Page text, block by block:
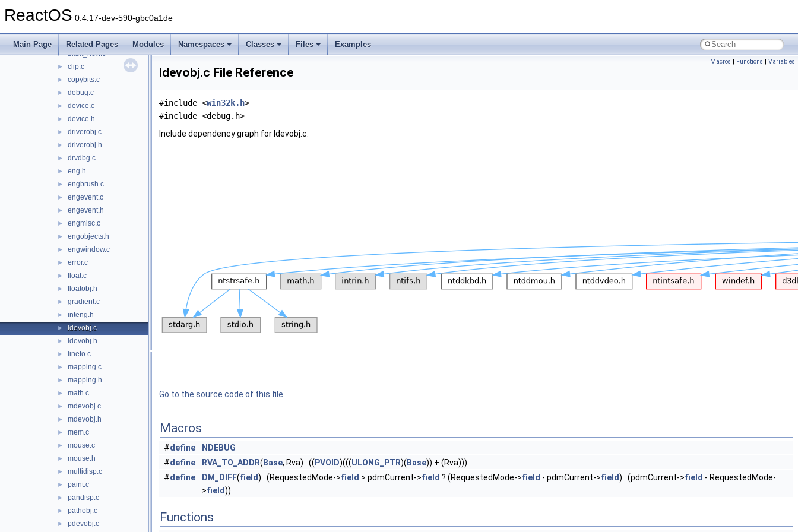
ReactOS 0.4.17-dev-590-gbc0a1de
Main Page Related Pages Modules Namespaces Classes Files Examples
► i386
bitblt.c
► bitblt_new.c
► clip.c
► copybits.c
► debug.c
► device.c
► device.h
► driverobj.c
► driverobj.h
► drvdbg.c
► eng.h
► engbrush.c
► engevent.c
► engevent.h
► engmisc.c
► engobjects.h
► engwindow.c
► error.c
► float.c
► floatobj.h
► gradient.c
► inteng.h
► ldevobj.c
► ldevobj.h
► lineto.c
► mapping.c
► mapping.h
► math.c
► mdevobj.c
► mdevobj.h
► mem.c
► mouse.c
► mouse.h
► multidisp.c
► paint.c
► pandisp.c
► pathobj.c
► pdevobj.c
Macros | Functions | Variables
ldevobj.c File Reference
#include <win32k.h>
#include <debug.h>
Include dependency graph for ldevobj.c:
Go to the source code of this file.
Macros
#define
NDEBUG
#define RVA_TO_ADDR( Base, Rva) (( PVOID)(((ULONG_PTR)( Base)) + (Rva)))
#define DM_DIFF(field) (RequestedMode->field > pdmCurrent->field ? (RequestedMode->field - pdmCurrent->field) : (pdmCurrent->field - RequestedMode-
>field))
Functions